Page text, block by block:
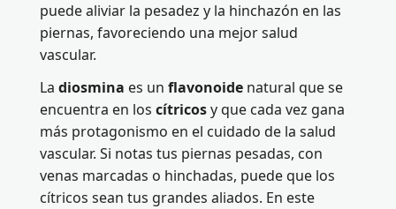
puede aliviar la pesadez y la hinchazón en las
piernas, favoreciendo una mejor salud
vascular.
La diosmina es un flavonoide natural que se
encuentra en los cítricosy que cada vez gana
más protagonismo en el cuidado de la salud
vascular. Si notas tus piernas pesadas, con
venas marcadas o hinchadas, puede que los
cítricos sean tus grandes aliados. En este